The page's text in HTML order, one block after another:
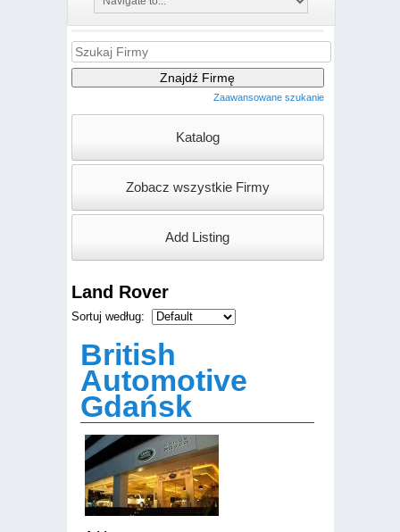
Zaawansowane szukanie
Land Rover
Sortuj według:
British
Automotive
Gdańsk